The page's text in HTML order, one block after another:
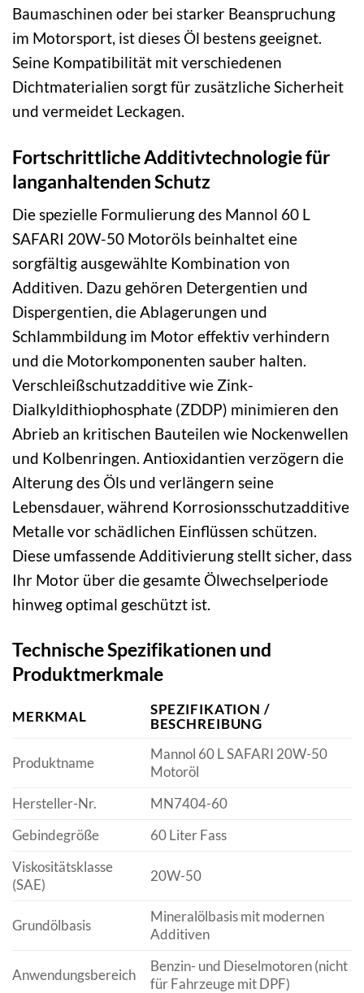
Baumaschinen oder bei starker Beanspruchung
im Motorsport, ist dieses Öl bestens geeignet.
Seine Kompatibilität mit verschiedenen
Dichtmaterialien sorgt für zusätzliche Sicherheit
und vermeidet Leckagen.
Fortschrittliche Additivtechnologie für
langanhaltenden Schutz
Die spezielle Formulierung des Mannol 60 L
SAFARI 20W-50 Motoröls beinhaltet eine
sorgfältig ausgewählte Kombination von
Additiven. Dazu gehören Detergentien und
Dispergentien, die Ablagerungen und
Schlammbildung im Motor effektiv verhindern
und die Motorkomponenten sauber halten.
Verschleißschutzadditive wie Zink-
Dialkyldithiophosphate (ZDDP) minimieren den
Abrieb an kritischen Bauteilen wie Nockenwellen
und Kolbenringen. Antioxidantien verzögern die
Alterung des Öls und verlängern seine
Lebensdauer, während Korrosionsschutzadditive
Metalle vor schädlichen Einflüssen schützen.
Diese umfassende Additivierung stellt sicher, dass
Ihr Motor über die gesamte Ölwechselperiode
hinweg optimal geschützt ist.
Technische Spezifikationen und
Produktmerkmale
MERKMAL
SPEZIFIKATION /
BESCHREIBUNG
Produktname
Mannol 60 L SAFARI 20W-50
Motoröl
Hersteller-Nr.
MN7404-60
Gebindegröße
60 Liter Fass
Viskositätsklasse
(SAE)
20W-50
Grundölbasis
Mineralölbasis mit modernen
Additiven
Anwendungsbereich
Benzin- und Dieselmotoren (nicht
für Fahrzeuge mit DPF)